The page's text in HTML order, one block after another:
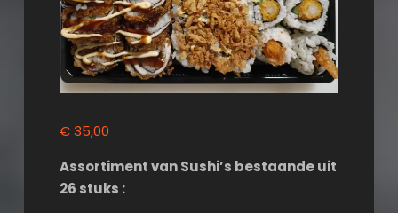
€35,00
Assortiment van Sushi’s bestaande uit
26 stuks :